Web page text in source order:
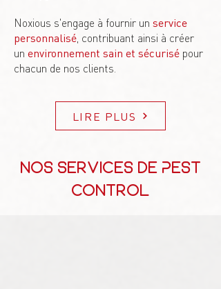
Noxious s'engage à fournir un service
personnalisé , contribuant ainsi à créer
un environnement sain et sécurisé pour
chacun de nos clients.
LIRE PLUS
Nos services de Pest
Control